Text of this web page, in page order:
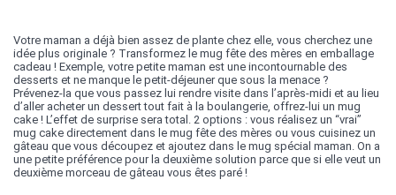
Votre maman a déjà bien assez de plante chez elle, vous cherchez une
idée plus originale ? Transformez le mug fête des mères en emballage
cadeau ! Exemple, votre petite maman est une incontournable des
desserts et ne manque le petit-déjeuner que sous la menace ?
Prévenez-la que vous passez lui rendre visite dans l’après-midi et au lieu
d’aller acheter un dessert tout fait à la boulangerie, offrez-lui un mug
cake ! L’effet de surprise sera total. 2 options : vous réalisez un “vrai”
mug cake directement dans le mug fête des mères ou vous cuisinez un
gâteau que vous découpez et ajoutez dans le mug spécial maman. On a
une petite préférence pour la deuxième solution parce que si elle veut un
deuxième morceau de gâteau vous êtes paré !